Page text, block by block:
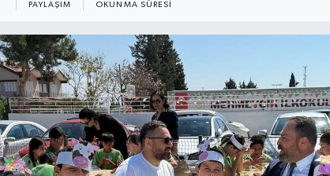
PAYLAŞIM OKUNMA SÜRESI